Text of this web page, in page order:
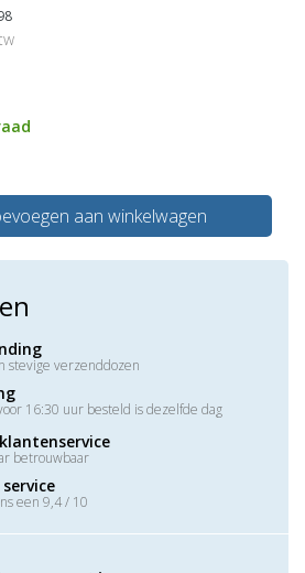
aan winkelwagen
stevige verzenddozen
16:30 uur besteld is dezelfde dag
betrouwbaar
een 9,4 / 10